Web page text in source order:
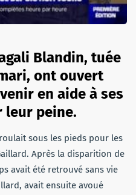
Blandin, tuée
ont ouvert
en aide à ses
leur peine.
sous les pieds pour les
Après la disparition de
avait été retrouvé sans vie
avait ensuite avoué